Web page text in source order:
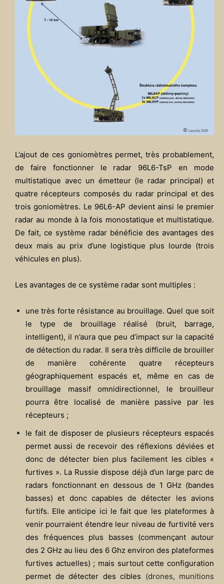
L’ajout de ces goniomètres permet, très probablement,
de faire fonctionner le radar 96L6-TsP en mode
multistatique avec un émetteur (le radar principal) et
quatre récepteurs composés du radar principal et des
trois goniomètres. Le 96L6-AP devient ainsi le premier
radar au monde à la fois monostatique et multistatique.
De fait, ce système radar bénéficie des avantages des
deux mais au prix d’une logistique plus lourde (trois
véhicules en plus).
Les avantages de ce système radar sont multiples :
une très forte résistance au brouillage. Quel que soit
le type de brouillage réalisé (bruit, barrage,
intelligent), il n’aura que peu d’impact sur la capacité
de détection du radar. Il sera très difficile de brouiller
de manière cohérente quatre récepteurs
géographiquement espacés et, même en cas de
brouillage massif omnidirectionnel, le brouilleur
pourra être localisé de manière passive par les
récepteurs ;
le fait de disposer de plusieurs récepteurs espacés
permet aussi de recevoir des réflexions déviées et
donc de détecter bien plus facilement les cibles «
furtives ». La Russie dispose déjà d’un large parc de
radars fonctionnant en dessous de 1 GHz (bandes
basses) et donc capables de détecter les avions
furtifs. Elle anticipe ici le fait que les plateformes à
venir pourraient étendre leur niveau de furtivité vers
des fréquences plus basses (commençant autour
des 2 GHz au lieu des 6 Ghz environ des plateformes
furtives actuelles) ; mais surtout cette configuration
permet de détecter des cibles (drones, munitions